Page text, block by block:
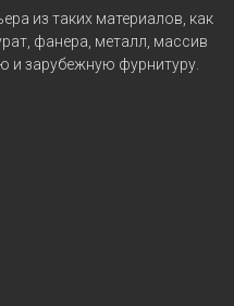
из таких материалов, как
фанера, металл, массив
и зарубежную фурнитуру.